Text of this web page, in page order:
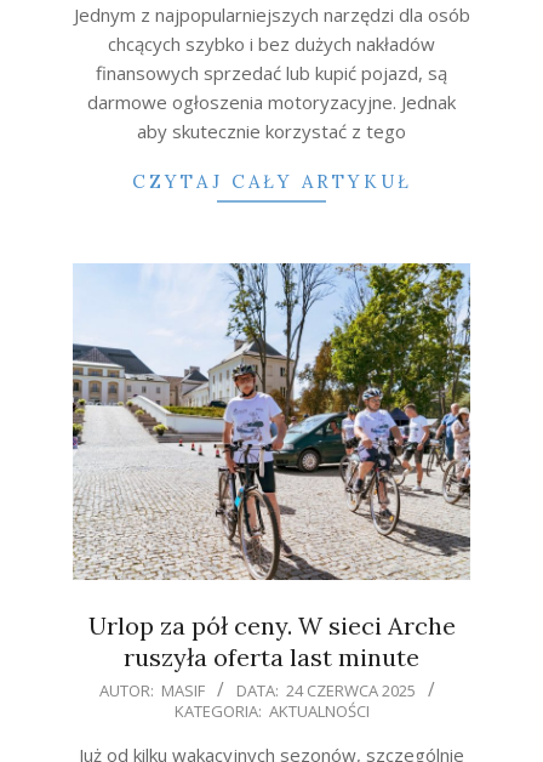
Jednym z najpopularniejszych narzędzi dla osób
chcących szybko i bez dużych nakładów
finansowych sprzedać lub kupić pojazd, są
darmowe ogłoszenia motoryzacyjne. Jednak
aby skutecznie korzystać z tego
CZYTAJ CAŁY ARTYKUŁ
Urlop za pół ceny. W sieci Arche
ruszyła oferta last minute
2025-
24
AUTOR: MASIF DATA: 24 CZERWCA 2025
KATEGORIA: AKTUALNOŚCI
Już od kilku wakacyjnych sezonów, szczególnie